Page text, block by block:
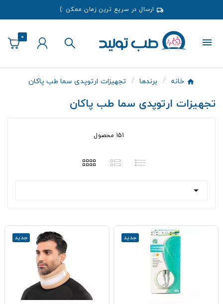
ارسال در سریع ترین زمان ممکن :)
0
خانه برندها تجهیزات ارتوپدی سما طب پاکان
تجهیزات ارتوپدی سما طب پاکان
151 محصول

جدید جدید